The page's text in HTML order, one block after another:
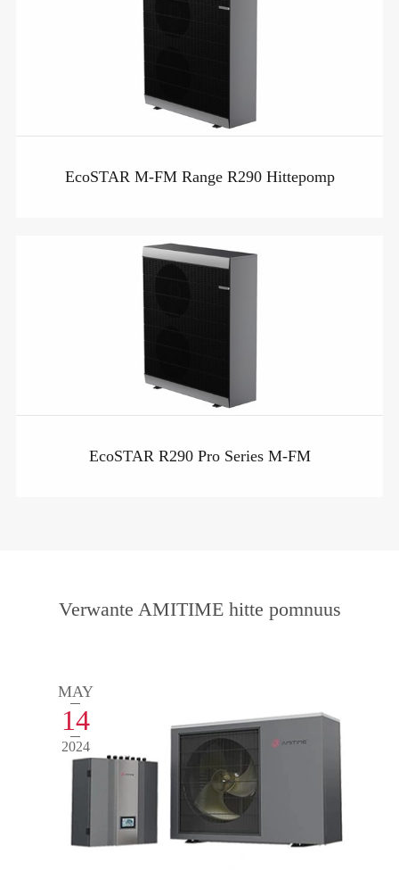
EcoSTAR M-FM Range R290 Hittepomp
EcoSTAR R290 Pro Series M-FM
Verwante AMITIME hitte pomnuus
MAY
14
2024